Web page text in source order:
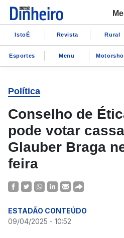
IstoÉ Revista Rural
Esportes Menu
Política
Conselho de
pode votar
Glauber Braga
feira
ESTADÃO CONTEÚDO
09/04/2025 - 10:52